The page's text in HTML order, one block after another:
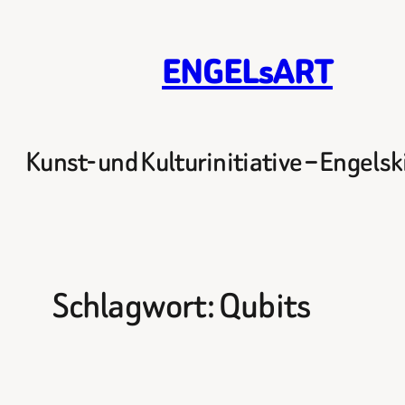
ENGELsART
Kunst- und Kulturinitiative –
Schlagwort:Qubits